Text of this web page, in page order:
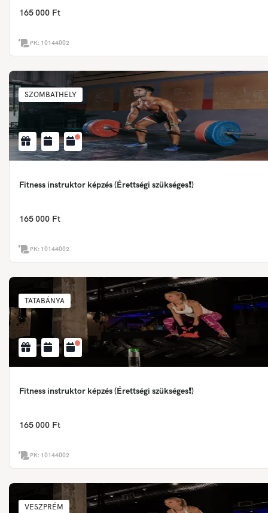
165 000 Ft
PK: 10144002
SZOMBATHELY
Fitness instruktor képzés (Érettségi szükséges❗)
165 000 Ft
PK: 10144002
TATABÁNYA
Fitness instruktor képzés (Érettségi szükséges❗)
165 000 Ft
PK: 10144002
VESZPRÉM